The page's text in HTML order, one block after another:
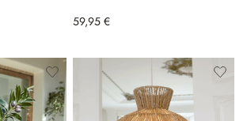
59,95 €